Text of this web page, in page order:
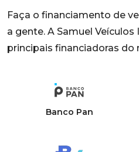
Faça o financiamento de
a gente. A Samuel
principais financiadoras do
Banco Pan